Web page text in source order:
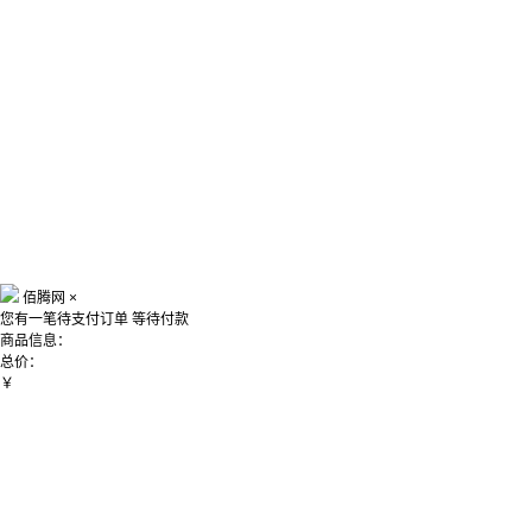
佰腾网 ×
您有一笔待支付订单 等待付款
商品信息：
总价：
￥